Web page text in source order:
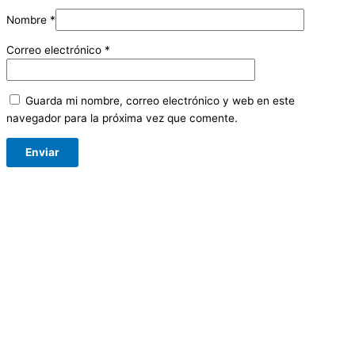
Nombre *
Correo electrónico *
Guarda mi nombre, correo electrónico y web en este
navegador para la próxima vez que comente.